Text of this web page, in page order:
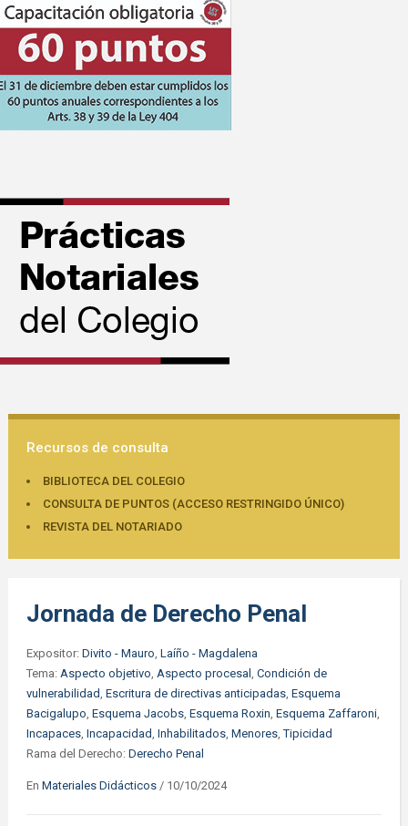
Recursos de consulta
BIBLIOTECA DEL COLEGIO
CONSULTA DE PUNTOS (ACCESO RESTRINGIDO ÚNICO)
REVISTA DEL NOTARIADO
Jornada de Derecho Penal
Expositor: Divito - Mauro, Laíño - Magdalena
Tema: Aspecto objetivo, Aspecto procesal , Condición de
vulnerabilidad, Escritura de directivas anticipadas, Esquema
Bacigalupo, Esquema Jacobs, Esquema Roxin, Esquema Zaffaroni,
Incapaces, Incapacidad, Inhabilitados, Menores,Tipicidad
Rama del Derecho: Derecho Penal
En Materiales Didácticos/ 10/10/2024